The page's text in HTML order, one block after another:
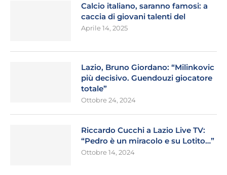
Calcio italiano, saranno famosi: a
caccia di giovani talenti del
Aprile 14, 2025
Lazio, Bruno Giordano: “Milinkovic
più decisivo. Guendouzi giocatore
totale”
Ottobre 24, 2024
Riccardo Cucchi a Lazio Live TV:
“Pedro è un miracolo e su Lotito…”
Ottobre 14, 2024